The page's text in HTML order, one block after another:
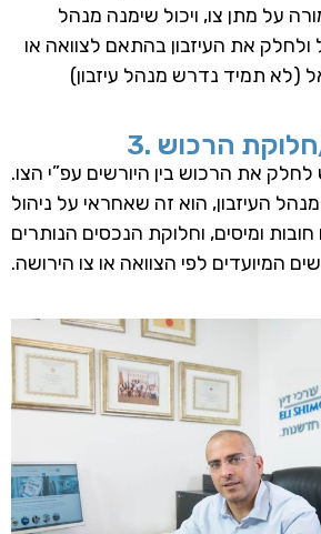
על מתן צו, ויכול שימנה מנהל
ולחלק את העיזבון בהתאם לצוואה או
את הרכוש בין היורשים עפ”י הצו.
העיזבון, הוא זה שאחראי על ניהול
חובות ומיסים, וחלוקת הנכסים הנותרים
המיועדים לפי הצוואה או צו הירושה.